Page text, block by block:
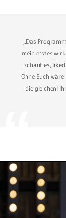
„Das
mein erstes
schaut es,
Ohne Euch
die gleichen!